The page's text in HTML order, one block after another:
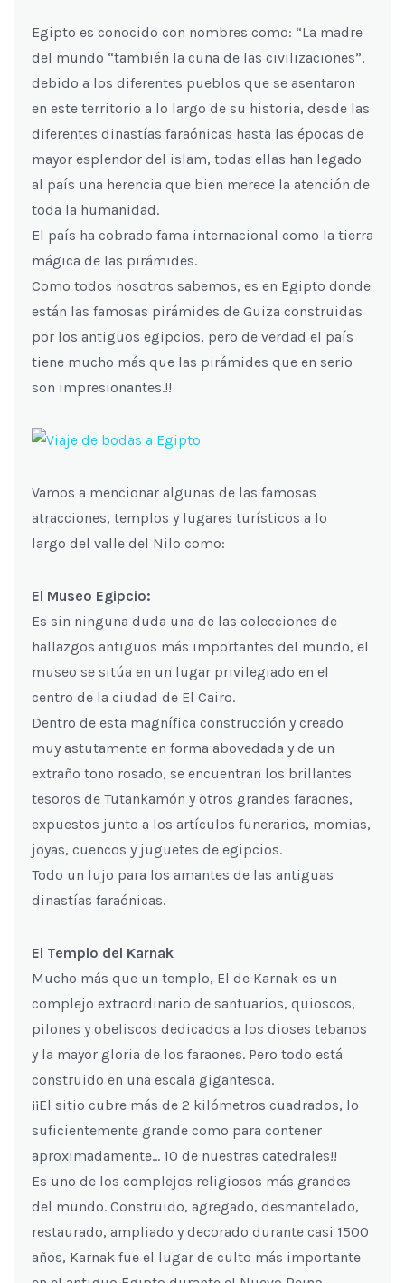
Egipto es conocido con nombres como: “La madre
del mundo “también la cuna de las civilizaciones”,
debido a los diferentes pueblos que se asentaron
en este territorio a lo largo de su historia, desde las
diferentes dinastías faraónicas hasta las épocas de
mayor esplendor del islam, todas ellas han legado
al país una herencia que bien merece la atención de
toda la humanidad.
El país ha cobrado fama internacional como la tierra
mágica de las pirámides.
Como todos nosotros sabemos, es en Egipto donde
están las famosas pirámides de Guiza construidas
por los antiguos egipcios, pero de verdad el país
tiene mucho más que las pirámides que en serio
son impresionantes.!!
Vamos a mencionar algunas de las famosas
atracciones, templos y lugares turísticos a lo
largo del valle del Nilo como:
El Museo Egipcio:
Es sin ninguna duda una de las colecciones de
hallazgos antiguos más importantes del mundo, el
museo se sitúa en un lugar privilegiado en el
centro de la ciudad de El Cairo.
Dentro de esta magnífica construcción y creado
muy astutamente en forma abovedada y de un
extraño tono rosado, se encuentran los brillantes
tesoros de Tutankamón y otros grandes faraones,
expuestos junto a los artículos funerarios, momias,
joyas, cuencos y juguetes de egipcios.
Todo un lujo para los amantes de las antiguas
dinastías faraónicas.
El Templo del Karnak
Mucho más que un templo, El de Karnak es un
complejo extraordinario de santuarios, quioscos,
pilones y obeliscos dedicados a los dioses tebanos
y la mayor gloria de los faraones. Pero todo está
construido en una escala gigantesca.
¡¡El sitio cubre más de 2 kilómetros cuadrados, lo
suficientemente grande como para contener
aproximadamente… 10 de nuestras catedrales!!
Es uno de los complejos religiosos más grandes
del mundo. Construido, agregado, desmantelado,
restaurado, ampliado y decorado durante casi 1500
años, Karnak fue el lugar de culto más importante